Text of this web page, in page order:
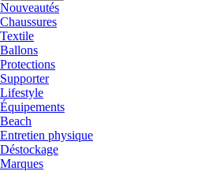
Nouveautés
Chaussures
Textile
Ballons
Protections
Supporter
Lifestyle
Équipements
Beach
Entretien physique
Déstockage
Marques